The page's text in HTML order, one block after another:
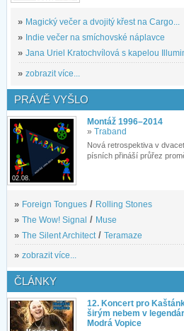
» Magický večer a dvojitý křest na Cargo...
» Indie večer na smíchovské náplavce
» Jana Uriel Kratochvílová s kapelou
» zobrazit více...
PRÁVĚ VYŠLO
02.08.
Montáž 1996–2014
» Traband
Nová retrospektiva v
písních přináší průřez
» Foreign Tongues / Rolling Stones
» The Wow! Signal / Muse
» The Silent Architect / Teramaze
» zobrazit více...
ČLÁNKY
12. Koncert pro
širým nebem v
Modrá Vopice